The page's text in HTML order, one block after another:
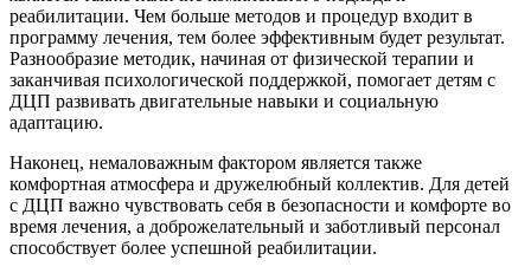
реабилитации. Чем больше методов и процедур входит в
программу лечения, тем более эффективным будет результат.
Разнообразие методик, начиная от физической терапии и
заканчивая психологической поддержкой, помогает детям с
ДЦП развивать двигательные навыки и социальную
адаптацию.
Наконец, немаловажным фактором является также
комфортная атмосфера и дружелюбный коллектив. Для детей
с ДЦП важно чувствовать себя в безопасности и комфорте во
время лечения, а доброжелательный и заботливый персонал
способствует более успешной реабилитации.